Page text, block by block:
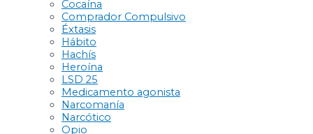
Cocaína
Comprador Compulsivo
Éxtasis
Hábito
Hachís
Heroína
LSD 25
Medicamento agonista
Narcomanía
Narcótico
Opio